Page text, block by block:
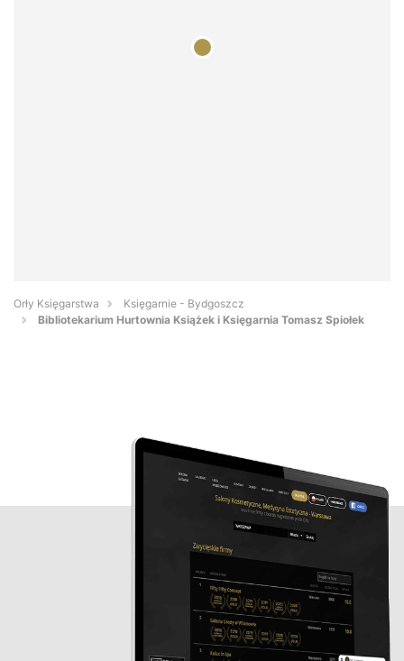
Orły Księgarstwa
Księgarnie - Bydgoszcz
Bibliotekarium Hurtownia Książek i Księgarnia Tomasz Spiołek